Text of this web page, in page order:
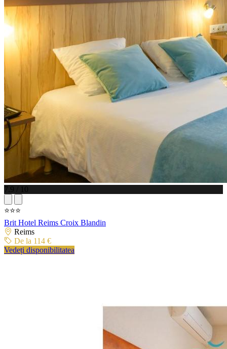
7.9 / 10
⭐⭐⭐
Brit Hotel Reims Croix Blandin
Reims
De la 114 €
Vedeți disponibilitatea